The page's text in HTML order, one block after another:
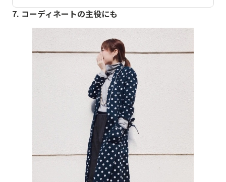
7. コーディネートの主役にも